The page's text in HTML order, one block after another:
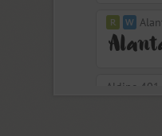
Aldine 401